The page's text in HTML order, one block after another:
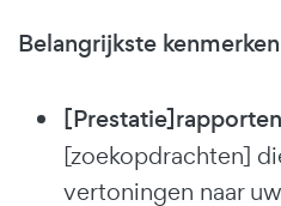
Belangrijkste kenmerken
[Prestatie]rapporten
[zoekopdrachten]
vertoningen naar